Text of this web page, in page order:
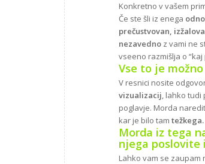
Konkretno v vašem
Če ste šli iz enega
prečustvovan,
nezavedno z vami ne
vseeno razmišlja o “kaj
Vse to je
V resnici nosite
vizualizacij, lahko tudi
poglavje. Morda
kar je bilo tam težkega.
Morda iz tega
njega poslovite
Lahko vam se zaupam